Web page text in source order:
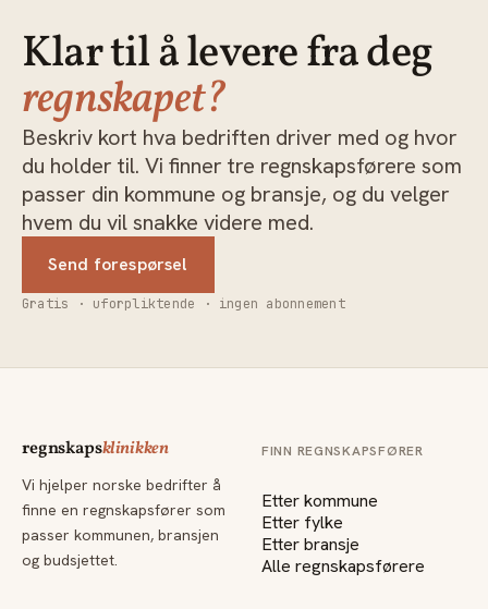
Klar til å levere fra deg
regnskapet?
Beskriv kort hva bedriften driver med og hvor
du holder til. Vi finner tre regnskapsførere som
passer din kommune og bransje, og du velger
hvem du vil snakke videre med.
Send forespørsel
Gratis · uforpliktende · ingen abonnement
regnskapsklinikken
Vi hjelper norske bedrifter å
finne en regnskapsfører som
passer kommunen, bransjen
og budsjettet.
FINN REGNSKAPSFØRER
Etter kommune
Etter fylke
Etter bransje
Alle regnskapsførere